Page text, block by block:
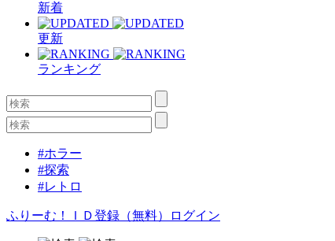
新着
更新
ランキング
#ホラー
#探索
#レトロ
ふりーむ！ＩＤ登録（無料） ログイン